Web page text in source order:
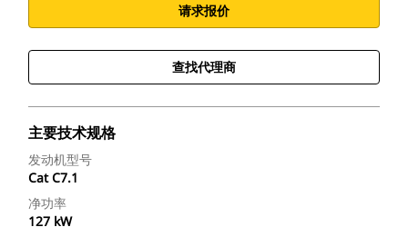
请求报价
查找代理商
主要技术规格
发动机型号
Cat C7.1
净功率
127 kW